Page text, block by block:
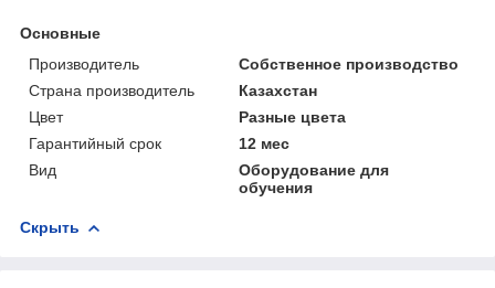
Основные
Производитель
Собственное производство
Страна производитель
Казахстан
Цвет
Разные цвета
Гарантийный срок
12 мес
Вид
Оборудование для
обучения
Скрыть